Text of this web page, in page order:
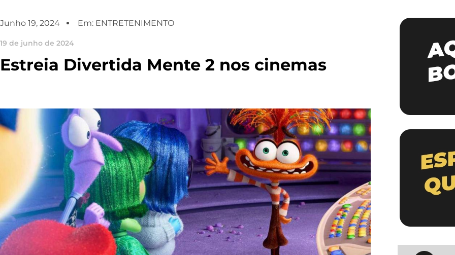
Junho 19, 2024 Em: ENTRETENIMENTO
19 de junho de 2024
Estreia Divertida Mente 2 nos cinemas